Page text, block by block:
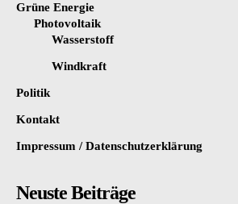
Grüne Energie
Photovoltaik
Wasserstoff
Windkraft
Politik
Kontakt
Impressum / Datenschutzerklärung
Neuste Beiträge